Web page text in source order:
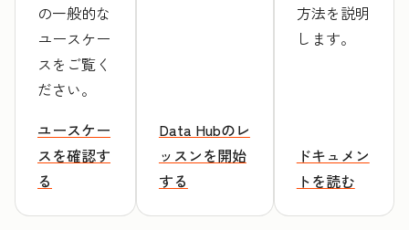
の一般的な
ユースケー
スをご覧く
ださい。
ユースケー
スを確認す
る
Data Hubのレ
ッスンを開始
する
方法を説明
します。
ドキュメン
トを読む